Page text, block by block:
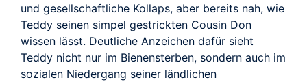
und gesellschaftliche Kollaps, aber bereits nah, wie
Teddy seinen simpel gestrickten Cousin Don
wissen lässt. Deutliche Anzeichen dafür sieht
Teddy nicht nur im Bienensterben, sondern auch im
sozialen Niedergang seiner ländlichen